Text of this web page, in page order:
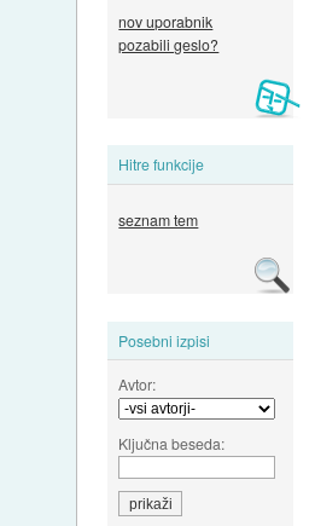
nov uporabnik
pozabili geslo?
Hitre funkcije
seznam tem
Posebni izpisi
Avtor:
Ključna beseda: